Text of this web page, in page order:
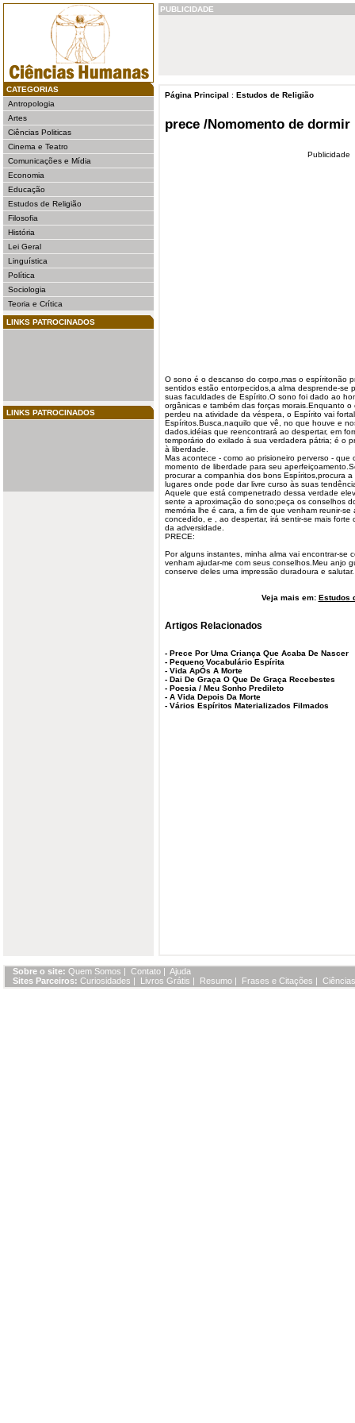
CATEGORIAS
Antropologia
Artes
Ciências Politicas
Cinema e Teatro
Comunicações e Mídia
Economia
Educação
Estudos de Religião
Filosofia
História
Lei Geral
Linguística
Política
Sociologia
Teoria e Crítica
LINKS PATROCINADOS
LINKS PATROCINADOS
PUBLICIDADE
Página Principal : Estudos de Religião
prece /Nomomento de dormir
Publicidade
O sono é o descanso do corpo,mas o espíritonão
sentidos estão entorpecidos,a alma desprende-se
suas faculdades de Espírito.O sono foi dado ao
orgânicas e também das forças morais.Enquanto
perdeu na atividade da véspera, o Espírito vai
Espíritos.Busca,naquilo que vê, no que houve e
dados,idéias que reencontrará ao despertar, em
temporário do exilado à sua verdadera pátria; é o
à liberdade.
Mas acontece - como ao prisioneiro perverso -
momento de liberdade para seu
procurar a companhia dos bons Espíritos,procura
lugares onde pode dar livre curso às suas
Aquele que está compenetrado dessa verdade
sente a aproximação do sono;peça os conselhos
memória lhe é cara, a fim de que venham reunir-
concedido, e , ao despertar, irá sentir-se mais forte
da adversidade.
PRECE:
Por alguns instantes, minha alma vai encontrar-se
venham ajudar-me com seus conselhos.Meu anjo
conserve deles uma impressão duradoura e salutar.
Veja mais em: Estudos
Artigos Relacionados
- Prece Por Uma Criança Que Acaba De Nascer
- Pequeno Vocabulário Espírita
- Vida ApÓs A Morte
- Dai De Graça O Que De Graça Recebestes
- Poesia / Meu Sonho Predileto
- A Vida Depois Da Morte
- Vários Espíritos Materializados Filmados
Sobre o site: Quem Somos | Contato | Ajuda
Sites Parceiros: Curiosidades | Livros Grátis | Resumo | Frases e Citações |